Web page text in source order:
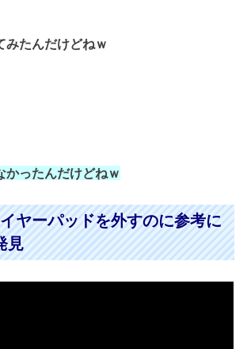
みたんだけどねｗ
かったんだけどねｗ
ヤーパッドを外すのに参考に
見